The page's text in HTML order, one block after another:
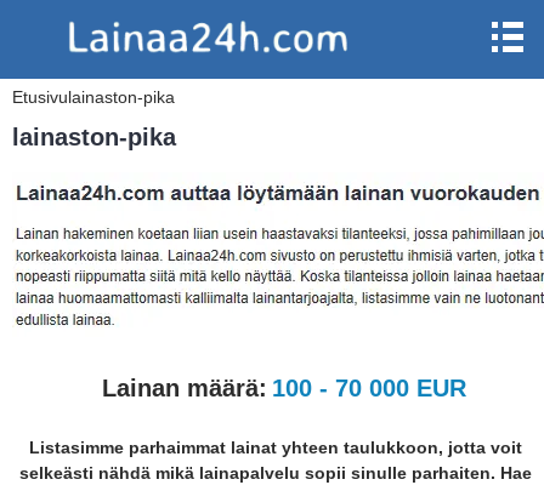
Etusivulainaston-pika
lainaston-pika
Lainan määrä: 100 - 70 000 EUR
Listasimme parhaimmat lainat yhteen taulukkoon, jotta voit
selkeästi nähdä mikä lainapalvelu sopii sinulle parhaiten. Hae